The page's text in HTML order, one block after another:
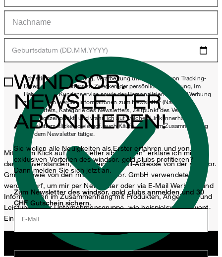
Geburtsdatum (DD.MM.YYYY)
*Ich stimme der Erhebung, Verarbeitung und Nutzung von Tracking-
Daten des Newsletters zu Zwecken der persönlichen Beratung, im
Rahmen des Kundenservice sowie der Personalisierung von Werbung
zu. Erhoben werden Informationen zum Newsletter (Name des
Newsletters, Kategorie des Newsletters, Zeitpunkt des Versands,
Öffnungszeitpunkt) und wann ich auf welchen Link innerhalb des
Newsletters klicke sowie ggf. auch Käufe, die ich im Zusammenhang
mit dem Newsletter tätige.
Mit einem Klick auf „Newsletter abonnieren" erkläre ich mich
damit einverstanden, dass meine E-Mail-Adresse von der windsor.
GmbH sowie von den mit der windsor. GmbH verwendeten
werden darf, um mir per Newsletter oder via E-Mail Werbung und
Informationen im Zusammenhang mit Produkten, Angeboten und
Leistungen der Unternehmensgruppe, wie beispielsweise Event-
Einladungen, Aktionen, Produkt-Promotions zuzusenden.
WINDSOR.
NEWSLETTER
ABONNIEREN!
E-Mail
Zum Newsletter des windsor. gold clubs anmelden und 30
CHF Gutschein sichern.
Sie wollen alle Neuigkeiten als Erster erfahren und von
exklusiven Vorteilen des windsor. gold clubs profitieren?
Dann melden Sie sich jetzt an.